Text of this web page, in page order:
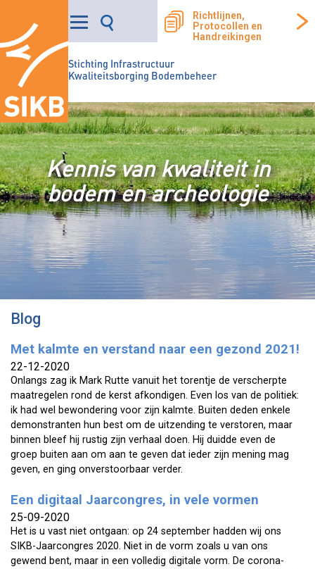
Stichting Infrastructuur
Kwaliteitsborging Bodembeheer
Richtlijnen,
Protocollen en
Handreikingen
Kennis van kwaliteit in
bodem en archeologie
Blog
Met kalmte en verstand naar een gezond 2021!
22-12-2020
Onlangs zag ik Mark Rutte vanuit het torentje de verscherpte
maatregelen rond de kerst afkondigen. Even los van de politiek:
ik had wel bewondering voor zijn kalmte. Buiten deden enkele
demonstranten hun best om de uitzending te verstoren, maar
binnen bleef hij rustig zijn verhaal doen. Hij duidde even de
groep buiten aan om aan te geven dat ieder zijn mening mag
geven, en ging onverstoorbaar verder.
Een digitaal Jaarcongres, in vele vormen
25-09-2020
Het is u vast niet ontgaan: op 24 september hadden wij ons
SIKB-Jaarcongres 2020. Niet in de vorm zoals u van ons
gewend bent, maar in een volledig digitale vorm. De corona-